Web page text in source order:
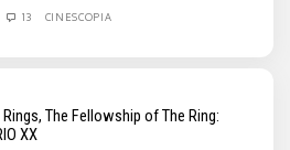
13 CINESCOPIA
The Fellowship of The Ring:
XX